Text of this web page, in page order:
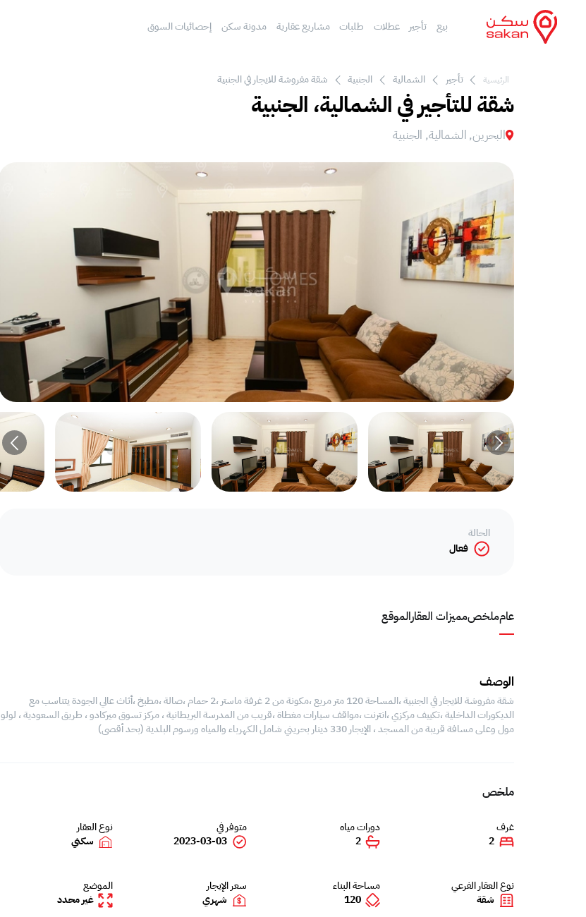
بيع تأجير عطلات طلبات مشاريع عقارية مدونة سكن إحصائيات السوق
الرئيسية تأجير الشمالية الجنبية شقة مفروشة للايجار في الجنبية
شقة للتأجير في الشمالية، الجنبية
البحرين, الشمالية, الجنبية
عامملخصمميزات العقارالموقع
الحالة
فعال
الوصف
شقة مفروشة للايجار في الجنبية ،المساحة 120 متر مربع ،مكونة من 2 غرفة ماستر ،2 حمام ،صالة ،مطبخ ،أثاث عالي الجودة يتناسب مع
الديكورات الداخلية ،تكييف مركزي ،انترنت ،مواقف سيارات مغطاة ،قريب من المدرسة البريطانية ، مركز تسوق ميركادو ، طريق السعودية ، لولو
مول وعلى مسافة قريبة من المسجد ، الإيجار 330 دينار بحريني شامل الكهرباء والمياه ورسوم البلدية (بحد أقصى)
ملخص
غرف
2
دورات مياه
2
متوفر في
2023-03-03
نوع العقار
سكني
نوع العقار الفرعي
شقة
مساحة البناء
120
سعر الإيجار
شهري
الموضع
غير محدد